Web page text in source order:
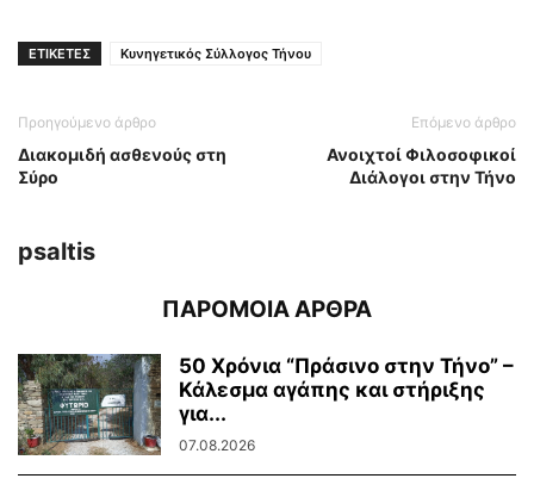
ΕΤΙΚΕΤΕΣ Κυνηγετικός Σύλλογος Τήνου
Προηγούμενο άρθρο
Διακομιδή ασθενούς στη
Σύρο
Επόμενο άρθρο
Ανοιχτοί Φιλοσοφικοί
Διάλογοι στην Τήνο
psaltis
ΠΑΡΟΜΟΙΑ ΑΡΘΡΑ
50 Χρόνια “Πράσινο στην Τήνο” –
Κάλεσμα αγάπης και στήριξης
για...
07.08.2026